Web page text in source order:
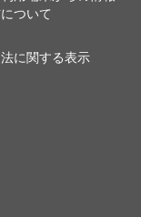
ついて
に関する表示